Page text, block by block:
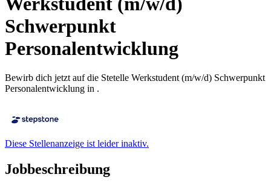
Schwerpunkt
Personalentwicklung
Bewirb dich jetzt auf die Stetelle Werkstudent (m/w/d) Schwerpunkt
Personalentwicklung in .
Diese Stellenanzeige ist leider inaktiv.
Jobbeschreibung